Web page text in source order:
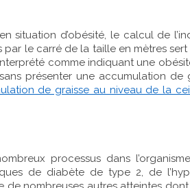
situation d’obésité, le calcul de
le carré de la taille en mètres
comme indiquant une
présenter une accumulation
de graisse au niveau de la
processus dans
de diabète de type 2, de